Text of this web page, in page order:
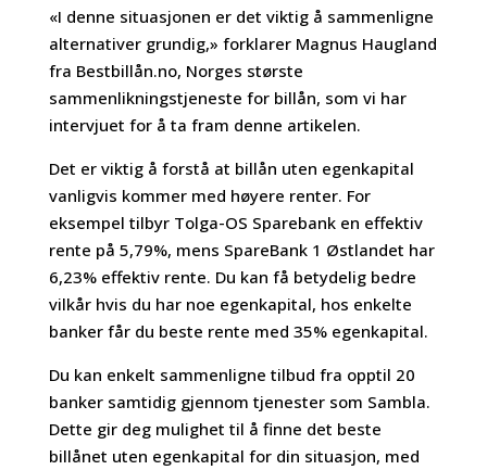
«I denne situasjonen er det viktig å sammenligne
alternativer grundig,» forklarer Magnus Haugland
fra Bestbillån.no, Norges største
sammenlikningstjeneste for billån, som vi har
intervjuet for å ta fram denne artikelen.
Det er viktig å forstå at billån uten egenkapital
vanligvis kommer med høyere renter. For
eksempel tilbyr Tolga-OS Sparebank en effektiv
rente på 5,79%, mens SpareBank 1 Østlandet har
6,23% effektiv rente. Du kan få betydelig bedre
vilkår hvis du har noe egenkapital, hos enkelte
banker får du beste rente med 35% egenkapital.
Du kan enkelt sammenligne tilbud fra opptil 20
banker samtidig gjennom tjenester som Sambla.
Dette gir deg mulighet til å finne det beste
billånet uten egenkapital for din situasjon, med